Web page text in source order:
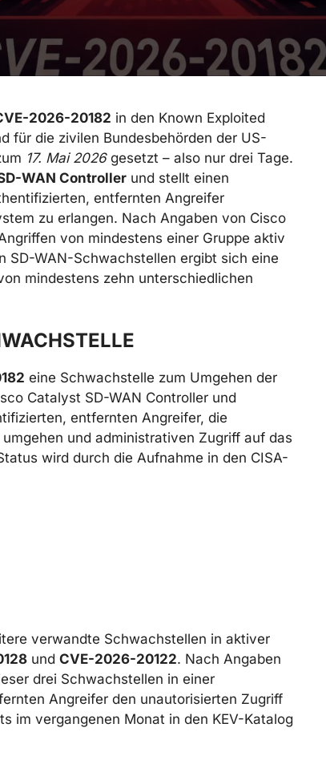
2026-20182 in den Known Exploited
für die zivilen Bundesbehörden der US-
17. Mai 2026gesetzt – also nur drei Tage.
WAN Controller und stellt einen
entfernten Angreifer
zu erlangen. Nach Angaben von Cisco
von mindestens einer Gruppe aktiv
SD-WAN-Schwachstellen ergibt sich eine
mindestens zehn unterschiedlichen
eine Schwachstelle zum Umgehen der
Catalyst SD-WAN Controller und
entfernten Angreifer, die
und administrativen Zugriff auf das
wird durch die Aufnahme in den CISA-
verwandte Schwachstellen in aktiver
und CVE-2026-20122. Nach Angaben
drei Schwachstellen in einer
Angreifer den unautorisierten Zugriff
im vergangenen Monat in den KEV-Katalog